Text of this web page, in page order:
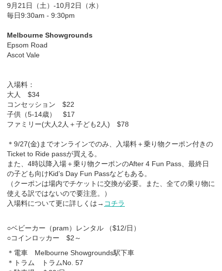
9月21日（土）-10月2日（水）
毎日9:30am - 9:30pm
Melbourne Showgrounds
Epsom Road
Ascot Vale
入場料：
大人 $34
コンセッション $22
子供（5-14歳） $17
ファミリー(大人2人＋子ども2人) $78
＊9/27(金)までオンラインでのみ、入場料＋乗り物クーポン付きの
Ticket to Ride passが買える。
また、4時以降入場＋乗り物クーポンのAfter 4 Fun Pass、最終日
の子ども向けKid’s Day Fun Passなどもある。
（クーポンは場内でチケットに交換が必要。また、全ての乗り物に
使える訳ではないので要注意。）
入場料について更に詳しくは→ コチラ
○ベビーカー（pram）レンタル （$12/日）
○コインロッカー $2～
＊電車 Melbourne Showgrounds駅下車
＊トラム トラムNo. 57